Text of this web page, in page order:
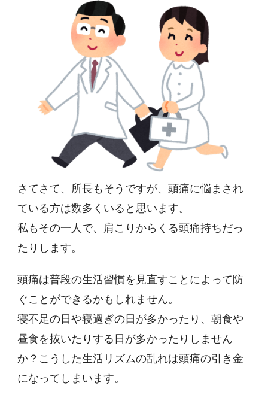
さてさて、所長もそうですが、頭痛に悩まされ
ている方は数多くいると思います。
私もその一人で、肩こりからくる頭痛持ちだっ
たりします。
頭痛は普段の生活習慣を見直すことによって防
ぐことができるかもしれません。
寝不足の日や寝過ぎの日が多かったり、朝食や
昼食を抜いたりする日が多かったりしません
か？こうした生活リズムの乱れは頭痛の引き金
になってしまいます。